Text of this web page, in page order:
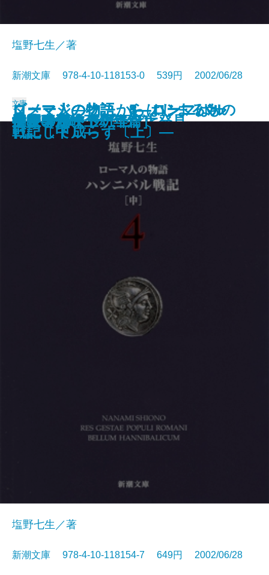
岬へ［海峡 青春篇］
へその緒スープ
ダメージ―そこからはじまるもの
―
髪
女子中学生の小さな大発見
春雷［海峡 少年篇］
地図のない道
日曜日の夕刊
月の砂漠をさばさばと
ローマ人の物語 3―ハンニバル
戦記〔上〕―
塩野七生／著
新潮文庫 978-4-10-118153-0 539円 2002/06/28
文庫
ローマ人の物語 4―ハンニバル
戦記〔中〕―
塩野七生／著
新潮文庫 978-4-10-118154-7 649円 2002/06/28
ローマ人の物語 5―ハンニバル
戦記〔下〕―
海峡［海峡 幼年篇］
キッチン
神様のボート
生麦事件〔上〕
生麦事件〔下〕
クレオパトラ〔上〕
クレオパトラ〔下〕
ローマ人の物語 1―ローマは一
日にして成らず〔上〕―